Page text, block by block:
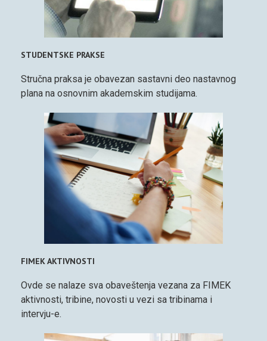
STUDENTSKE PRAKSE
Stručna praksa je obavezan sastavni deo nastavnog
plana na osnovnim akademskim studijama.
FIMEK AKTIVNOSTI
Ovde se nalaze sva obaveštenja vezana za FIMEK
aktivnosti, tribine, novosti u vezi sa tribinama i
intervju-e.